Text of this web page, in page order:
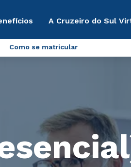
A Cruzeiro do Sul
Como se matricular